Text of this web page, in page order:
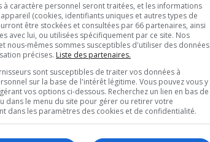
à caractère personnel seront traitées, et les informations
(cookies, identifiants uniques et autres types de
être stockées et consultées par 66 partenaires, ainsi
avec lui, ou utilisées spécifiquement par ce site. Nos
nous-mêmes sommes susceptibles d'utiliser des données
précises. Liste des partenaires.
sont susceptibles de traiter vos données à
sur la base de l'intérêt légitime. Vous pouvez vous y
vos options ci-dessous. Recherchez un lien en bas de
dans le menu du site pour gérer ou retirer votre
dans les paramètres des cookies et de confidentialité.